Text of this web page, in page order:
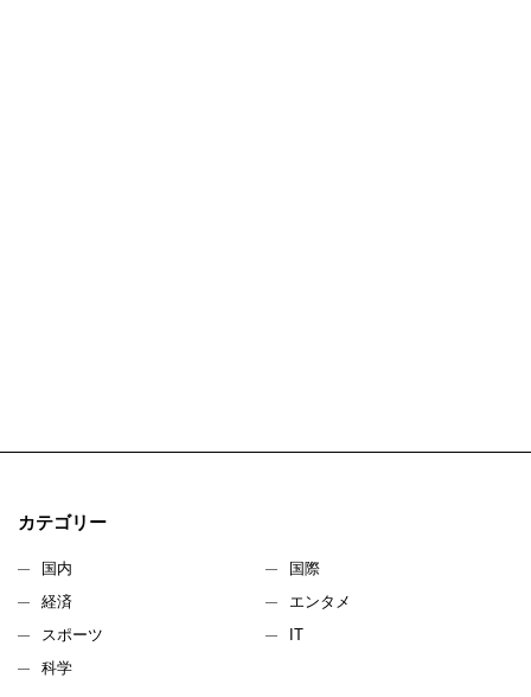
カテゴリー
国内
国際
経済
エンタメ
スポーツ
IT
科学